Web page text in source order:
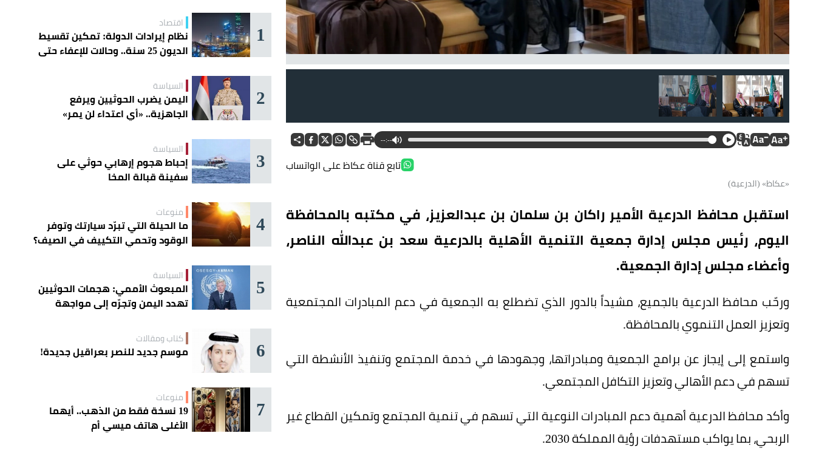
--:--
تابع قناة عكاظ على الواتساب
«عكاظ» (الدرعية)
استقبل محافظ الدرعية الأمير راكان بن سلمان بن عبدالعزيز، في مكتبه بالمحافظة
اليوم، رئيس مجلس إدارة جمعية التنمية الأهلية بالدرعية سعد بن عبدالله الناصر،
وأعضاء مجلس إدارة الجمعية.
ورحّب محافظ الدرعية بالجميع، مشيداً بالدور الذي تضطلع به الجمعية في دعم المبادرات المجتمعية
وتعزيز العمل التنموي بالمحافظة.
واستمع إلى إيجاز عن برامج الجمعية ومبادراتها، وجهودها في خدمة المجتمع وتنفيذ الأنشطة التي
تسهم في دعم الأهالي وتعزيز التكافل المجتمعي.
وأكد محافظ الدرعية أهمية دعم المبادرات النوعية التي تسهم في تنمية المجتمع وتمكين القطاع غير
الربحي، بما يواكب مستهدفات رؤية المملكة 2030.
1 اقتصاد
نظام إيرادات الدولة: تمكين تقسيط
الديون 25 سنة.. وحالات للإعفاء حتى
2 السياسة
اليمن يضرب الحوثيين ويرفع
الجاهزية.. «أي اعتداء لن يمر»
3 السياسة
إحباط هجوم إرهابي حوثي على
سفينة قبالة المخا
4 منوعات
ما الحيلة التي تبرّد سيارتك وتوفر
الوقود وتحمي التكييف في الصيف؟
5 السياسة
المبعوث الأممي: هجمات الحوثيين
تهدد اليمن وتجرّه إلى مواجهة
6 كتاب ومقالات
موسم جديد للنصر بعراقيل جديدة!
7 منوعات
19 نسخة فقط من الذهب.. أيهما
الأغلى هاتف ميسي أم